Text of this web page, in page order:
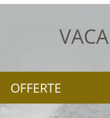
OFFERTE